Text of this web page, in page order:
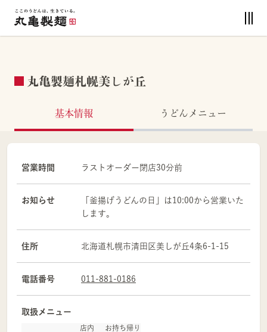
丸亀製麺札幌美しが丘
基本情報 うどんメニュー
営業時間 ラストオーダー閉店30分前
お知らせ
「釜揚げうどんの日」は10:00から営業いた
します。
住所 北海道札幌市清田区 美しが丘4条6-1-15
電話番号 011-881-0186
取扱メニュー
店内
お持ち帰り